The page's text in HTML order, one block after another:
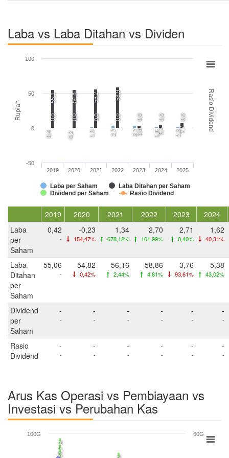
Laba vs Laba Ditahan vs Dividen
Rupiah Rasio Dividend
0,4 -0,2 1,3 2,7 2,7 1,6 2,3
55,1 54,8 56,2 58,9
3,8 5,4 7,7
0,0 0,0 0,0 0,0 0,0 0,0 0,0
Laba per Saham
Laba Ditahan per Saham
Dividend per Saham
Rasio Dividend
2019 2020 2021 2022 2023 2024 2025
-50
0
50
100
2019 2020 2021 2022 2023
2024
Laba
per
Saham
0,42
-
-0,23
154,47%
1,34
678,12%
2,70
101,99%
2,71
0,40%
1,62
40,31%
Laba
Ditahan
per
Saham
55,06
-
54,82
0,42%
56,16
2,44%
58,86
4,81%
3,76
93,61%
5,38
43,02%
Dividend
per
Saham
-
-
-
-
-
-
-
-
-
-
-
-
Rasio
Dividend
-
-
-
-
-
-
-
-
-
-
-
-
Arus Kas Operasi vs Pembiayaan vs
Investasi vs Perubahan Kas
87,7 M
100G 60G